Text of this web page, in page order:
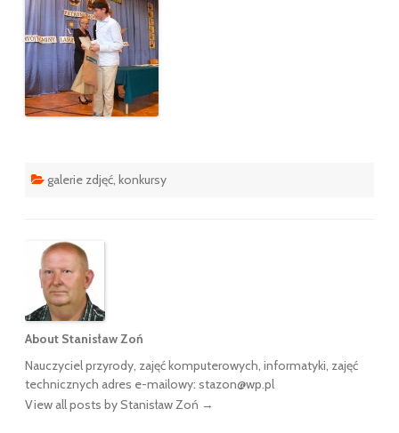
galerie zdjęć konkursy
About Stanisław Zoń
Nauczyciel przyrody, zajęć komputerowych, informatyki, zajęć
technicznych adres e-mailowy: stazon@wp.pl
View all posts by Stanisław Zoń →